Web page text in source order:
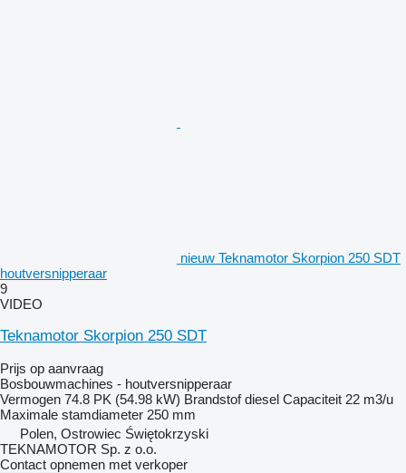
nieuw Teknamotor Skorpion 250 SDT
houtversnipperaar
9
VIDEO
Teknamotor Skorpion 250 SDT
Prijs op aanvraag
Bosbouwmachines - houtversnipperaar
Vermogen 74.8 PK (54.98 kW) Brandstof diesel Capaciteit 22 m3/u
Maximale stamdiameter 250 mm
Polen, Ostrowiec Świętokrzyski
TEKNAMOTOR Sp. z o.o.
Contact opnemen met verkoper